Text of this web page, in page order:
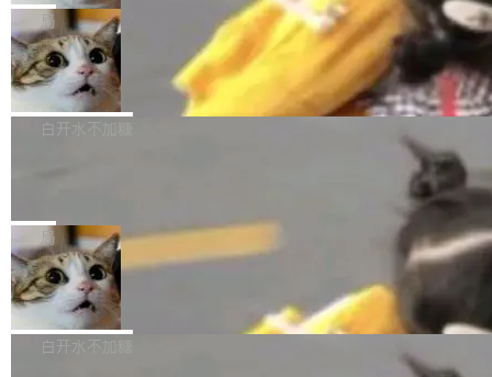
提升： 原生支持4K图像生成； 更精细的局部纹
理、细节与真实世界质感； 更准确的中英文文字
生成与复杂版式组织； 更稳定的图...
是 Ubuntu 专有的，不会用在其他发行版上。」
所以 deb 版本的受众实际上为零。既然只有 Ub
untu 用户在用，那用 snap 打包就没什么可纠结
的。 从 deb 到 snap 的迁移路径 hwctl 是 rust-
hwlib 硬件 API 库的一部分，命令行工具负责查
隔了几天。 Lilian Weng 上周刚宣布因健康原因
离开 Thinking Machines Lab，说自己作为联合
创始人的角色「太累了」。几天后，The Inform
ation 就曝出她将重回 OpenAI，负责递归自我
改进方向的研究。她是 Thinking Machines 过
一在人才争夺战中失血的公司。六月，Google
连失两员大将：Noam Shazeer 去了 Op...
局
FFmpeg 9.0 发布
FFmpeg 9.0 现已发布，包含多项改进。官方更
新日志列出的 9.0 版本主要更新内容如下： 扩
er HE-AAC 960 解码 (DAB+) transpose_cuda
filter 添加 AMF Frame Rate Converter (vf_frc
_amf) filter SMPTE 2094-50 元数据支持和直
通 ProRes RAW VideoToolbox 硬件加速器 AP
V ...
白开水不加糖
Code 在 X 上发帖：「DeepSeek Flash did 8T
tokens on August 1st. 5T of free usage + 3T
on OpenCode Go.」79.8 万次浏览，连带着 #
DeepSeek一天消耗了8万亿# 上了微博热搜——
注意这是 OpenCode 一家的消耗。 OpenCode
局
NetBSD 11.0 正式发布
NetBSD 11.0 现已正式发布，这是 NetBSD 操
作系统的第十八个主要版本。 自 NetBSD 10.1
白开水不加糖